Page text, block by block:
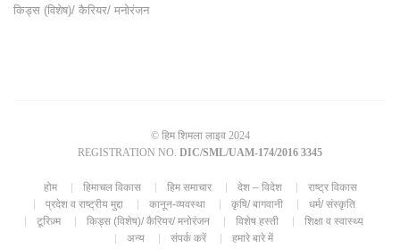
किड्स (विशेष)/ कैरियर/ मनोरंजन
© हिम शिमला लाइव 2024
REGISTRATION NO. DIC/SML/UAM-174/2016 3345
होम हिमाचल विकास हिम समाचार देश – विदेश
राष्ट्र विकास
प्रदेश व राष्ट्रीय मुद्दा
कानून-व्यवस्था कृषि/ बागवानी
धर्म/ संस्कृति
टूरिज़्म
किड्स (विशेष)/ कैरियर/ मनोरंजन विशेष हस्ती
शिक्षा व स्वास्थ्य
अन्य
संपर्क करें हमारे बारे में